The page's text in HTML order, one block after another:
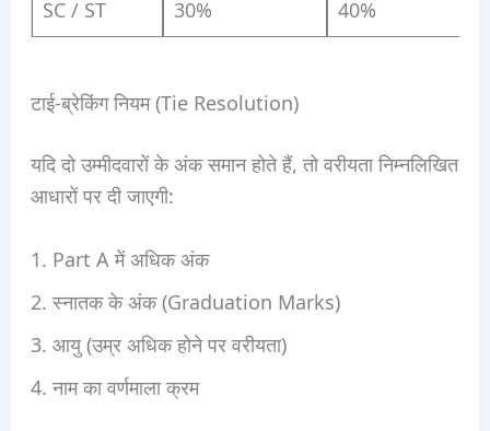
SC / ST 30% 40%
टाई-ब्रेकिंग नियम (Tie Resolution)
यदि दो उम्मीदवारों के अंक समान होते हैं, तो वरीयता निम्नलिखित
आधारों पर दी जाएगी:
Part A में अधिक अंक
स्नातक के अंक (Graduation Marks)
आयु (उम्र अधिक होने पर वरीयता)
नाम का वर्णमाला क्रम